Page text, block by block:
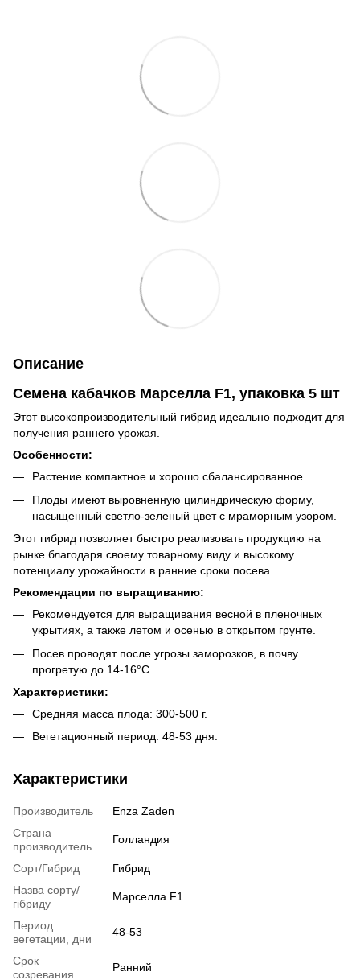
Описание
Семена кабачков Марселла F1, упаковка 5 шт
Этот высокопроизводительный гибрид идеально подходит для
получения раннего урожая.
Особенности:
Растение компактное и хорошо сбалансированное.
Плоды имеют выровненную цилиндрическую форму,
насыщенный светло-зеленый цвет с мраморным узором.
Этот гибрид позволяет быстро реализовать продукцию на
рынке благодаря своему товарному виду и высокому
потенциалу урожайности в ранние сроки посева.
Рекомендации по выращиванию:
Рекомендуется для выращивания весной в пленочных
укрытиях, а также летом и осенью в открытом грунте.
Посев проводят после угрозы заморозков, в почву
прогретую до 14-16°C.
Характеристики:
Средняя масса плода: 300-500 г.
Вегетационный период: 48-53 дня.
Характеристики
Производитель
Enza Zaden
Страна
производитель
Голландия
Сорт/Гибрид
Гибрид
Назва сорту/
гібриду
Марселла F1
Период
вегетации, дни
48-53
Срок
созревания
Ранний